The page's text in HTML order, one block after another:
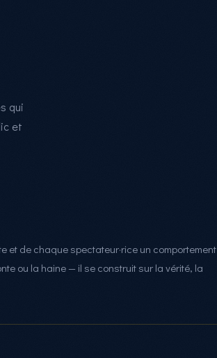
qui
et
de chaque spectateur·rice un comportement
ou la haine — il se construit sur la vérité, la